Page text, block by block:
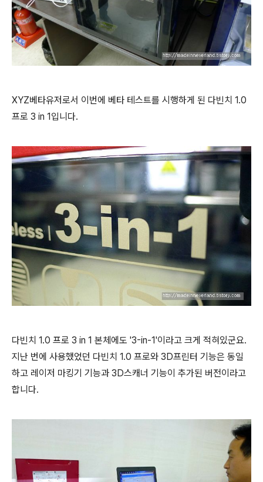
XYZ베타유저로서 이번에 베타 테스트를 시행하게 된 다빈치 1.0
프로 3 in 1입니다.
다빈치 1.0 프로 3 in 1 본체에도 '3-in-1'이라고 크게 적혀있군요.
지난 번에 사용했었던 다빈치 1.0 프로와 3D프린터 기능은 동일
하고 레이저 마킹기 기능과 3D스캐너 기능이 추가된 버전이라고
합니다.